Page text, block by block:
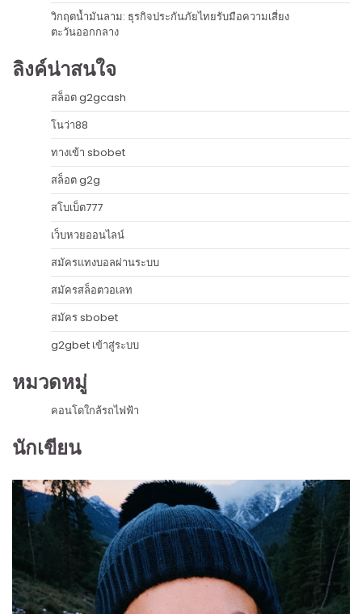
วิกฤตน้ำมันลาม: ธุรกิจประกันภัยไทยรับมือความเสี่ยง
ตะวันออกกลาง
ลิงค์น่าสนใจ
สล็อต g2gcash
โนว่า88
ทางเข้า sbobet
สล็อต g2g
สโบเบ็ต777
เว็บหวยออนไลน์
สมัครแทงบอลผ่านระบบ
สมัครสล็อตวอเลท
สมัคร sbobet
g2gbet เข้าสู่ระบบ
หมวดหมู่
คอนโดใกล้รถไฟฟ้า
นักเขียน